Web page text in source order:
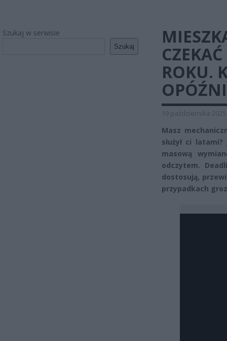
Szukaj w serwisie
Szukaj
ROKU.
19 października 2025
Masz
służył ci
masową
odczytem.
dostosują,
przypadkach